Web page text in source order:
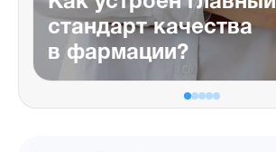
стандарт качества
в фармации?